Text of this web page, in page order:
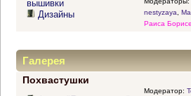
вышивки
Дизайны
nestyzaya
Раиса
Галерея
Похвастушки
Модератор: